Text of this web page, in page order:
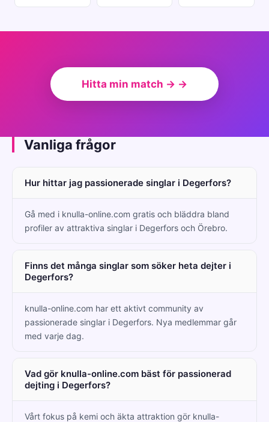
Hitta min match → →
Vanliga frågor
Hur hittar jag passionerade singlar i Degerfors?
Gå med i knulla-online.com gratis och bläddra bland
profiler av attraktiva singlar i Degerfors och Örebro.
Finns det många singlar som söker heta dejter i
Degerfors?
knulla-online.com har ett aktivt community av
passionerade singlar i Degerfors. Nya medlemmar går
med varje dag.
Vad gör knulla-online.com bäst för passionerad
dejting i Degerfors?
Vårt fokus på kemi och äkta attraktion gör knulla-